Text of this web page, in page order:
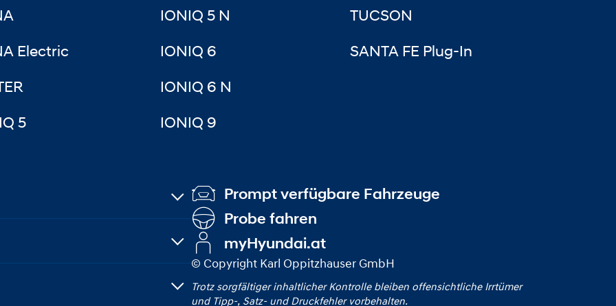
Electric
5
IONIQ 5 N
IONIQ 6
IONIQ 6 N
IONIQ 9
TUCSON
SANTA FE Plug-In
Prompt verfügbare Fahrzeuge
Probe fahren
myHyundai.at
© Copyright Karl Oppitzhauser GmbH
Trotz sorgfältiger inhaltlicher Kontrolle bleiben offensichtliche Irrtümer
und Tipp‑, Satz‑ und Druckfehler vorbehalten.